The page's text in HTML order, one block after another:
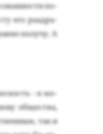
по­
его раз­дра­
по­лучу. А
- в мо­
об­щес­тва,
так и